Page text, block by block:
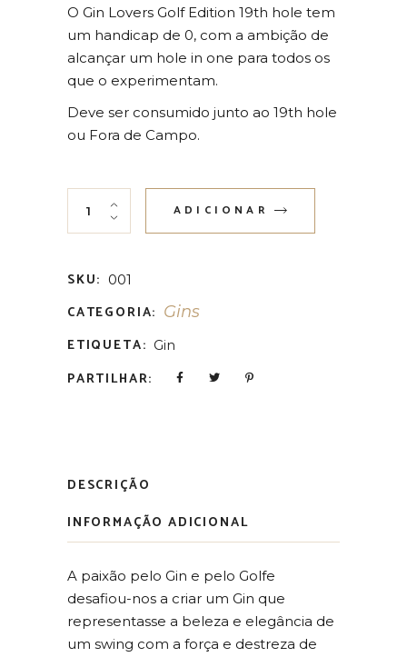
O Gin Lovers Golf Edition 19th hole tem
um handicap de 0, com a ambição de
alcançar um hole in one para todos os
que o experimentam.
Deve ser consumido junto ao 19th hole
ou Fora de Campo.
Gin Lovers Golf Edition 19th Hole 70cl quantity
ADICIONAR
SKU: 001
CATEGORIA: Gins
ETIQUETA: Gin
PARTILHAR:
DESCRIÇÃO
INFORMAÇÃO ADICIONAL
A paixão pelo Gin e pelo Golfe
desafiou-nos a criar um Gin que
representasse a beleza e elegância de
um swing com a força e destreza de